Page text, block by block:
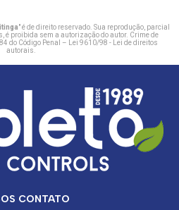
" é de direito reservado. Sua reprodução, parcial
é proibida sem a autorização do autor. Crime de
do Código Penal – Lei 9610/98 - Lei de direitos
autorais.
CONTATO